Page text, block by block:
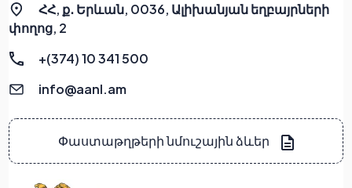
ՀՀ, ք․ Երևան, 0036, Ալիխանյան եղբայրների
փողոց, 2
+(374) 10 341 500
info@aanl.am
Փաստաթղթերի նմուշային ձևեր